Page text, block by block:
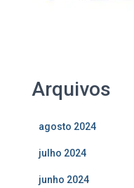
Arquivos
agosto 2024
julho 2024
junho 2024